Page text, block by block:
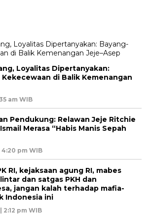
Loyalitas Dipertanyakan:
Kekecewaan di Balik Kemenangan
am WIB
Pendukung: Relawan Jeje Ritchie
Merasa “Habis Manis Sepah
pm WIB
RI, kejaksaan agung RI, mabes
dan satgas PKH dan
jangan kalah terhadap mafia-
Indonesia ini
pm WIB